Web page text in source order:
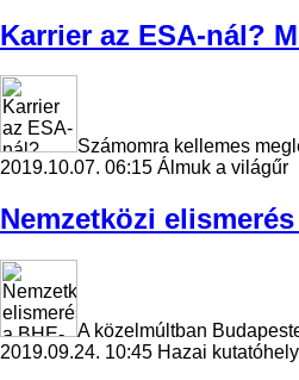
Karrier az ESA-nál?
Számomra kellemes
2019.10.07. 06:15 Álmuk a világűr
Nemzetközi
A közelmúltban
2019.09.24. 10:45 Hazai